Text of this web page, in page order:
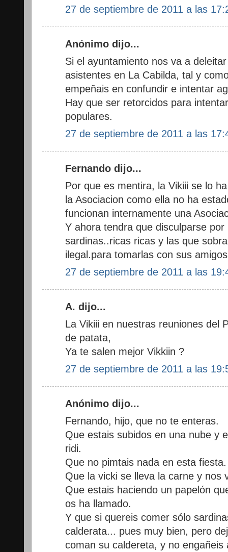
27 de septiembre de 2011 a las
Anónimo dijo...
Si el ayuntamiento nos va a
asistentes en La Cabilda, tal y
empeñais en confundir e intentar
Hay que ser retorcidos para
populares.
27 de septiembre de 2011 a las
Fernando dijo...
Por que es mentira, la Vikiii se lo
la Asociacion como ella no ha
funcionan internamente una
Y ahora tendra que disculparse
sardinas..ricas ricas y las que
ilegal.para tomarlas con sus amigos
27 de septiembre de 2011 a las
A. dijo...
La Vikiii en nuestras reuniones del
de patata,
Ya te salen mejor Vikkiin ?
27 de septiembre de 2011 a las
Anónimo dijo...
Fernando, hijo, que no te enteras.
Que estais subidos en una nube y
ridi.
Que no pimtais nada en esta fiesta.
Que la vicki se lleva la carne y nos
Que estais haciendo un papelón
os ha llamado.
Y que si quereis comer sólo
calderata... pues muy bien, pero
coman su caldereta, y no